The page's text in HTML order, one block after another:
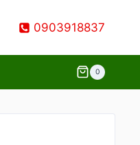
0903918837
0